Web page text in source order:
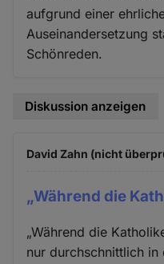
aufgrund einer
Auseinandersetzung
Schönreden.
Diskussion anzeigen
David Zahn (nicht
„Während die
„Während die
nur durchschnittlich